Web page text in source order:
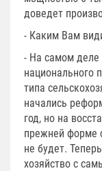
доведет
- Каким Вам
- На самом деле
национального
типа
начались
год, но на
прежней форме
не будет.
хозяйство с